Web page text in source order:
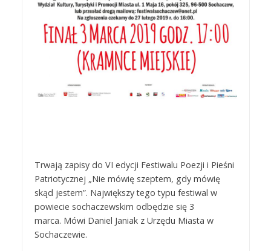
Trwają zapisy do VI edycji Festiwalu Poezji i Pieśni
Patriotycznej „Nie mówię szeptem, gdy mówię
skąd jestem”. Największy tego typu festiwal w
powiecie sochaczewskim odbędzie się 3
marca. Mówi Daniel Janiak z Urzędu Miasta w
Sochaczewie.